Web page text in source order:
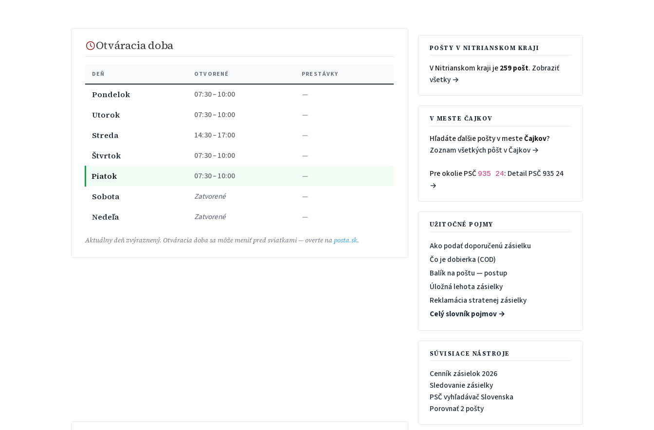
Otváracia doba
DEŇ OTVORENÉ PRESTÁVKY
Pondelok 07:30 – 10:00
—
Utorok
07:30 – 10:00
—
Streda
14:30 – 17:00
—
Štvrtok
07:30 – 10:00
—
Piatok
07:30 – 10:00
—
Sobota
Zatvorené
—
Nedeľa
Zatvorené —
Aktuálny deň zvýraznený. Otváracia doba sa môže meniť pred sviatkami — overte na posta.sk.
POŠTY V NITRIANSKOM KRAJI
V Nitrianskom kraji je259 pošt. Zobraziť
všetky →
V MESTE ČAJKOV
Hľadáte ďalšie pošty v mesteČajkov?
Zoznam všetkých pôšt v Čajkov →
Pre okolie PSČ 935 24: Detail PSČ 935 24
→
UŽITOČNÉ POJMY
Ako podať doporučenú zásielku
Čo je dobierka (COD)
Balík na poštu — postup
Úložná lehota zásielky
Reklamácia stratenej zásielky
Celý slovník pojmov →
SÚVISIACE NÁSTROJE
Cenník zásielok 2026
Sledovanie zásielky
PSČ vyhľadávač Slovenska
Porovnať 2 pošty